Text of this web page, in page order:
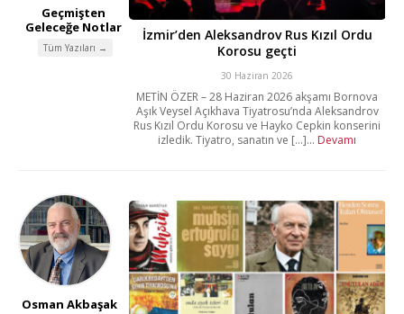
Geçmişten
Geleceğe Notlar
Tüm Yazıları →
İzmir’den Aleksandrov Rus Kızıl Ordu
Korosu geçti
30 Haziran 2026
METİN ÖZER – 28 Haziran 2026 akşamı Bornova
Aşık Veysel Açıkhava Tiyatrosu’nda Aleksandrov
Rus Kızıl Ordu Korosu ve Hayko Cepkin konserini
izledik. Tiyatro, sanatın ve [...]... Devamı
Osman Akbaşak